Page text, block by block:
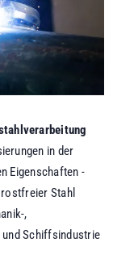
in der
Eigenschaften -
Stahl
,
und Schiffsindustrie